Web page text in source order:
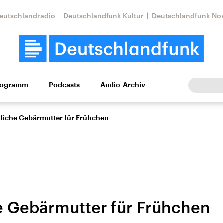
Deutschlandfunk Kultur Deutschlandfunk
Wissen Kultur Europa
Nahostkonflikt
Iran
Podcasts Audio-Archiv
Gebärmutter für Frühchen
Gebärmutter für Frühchen